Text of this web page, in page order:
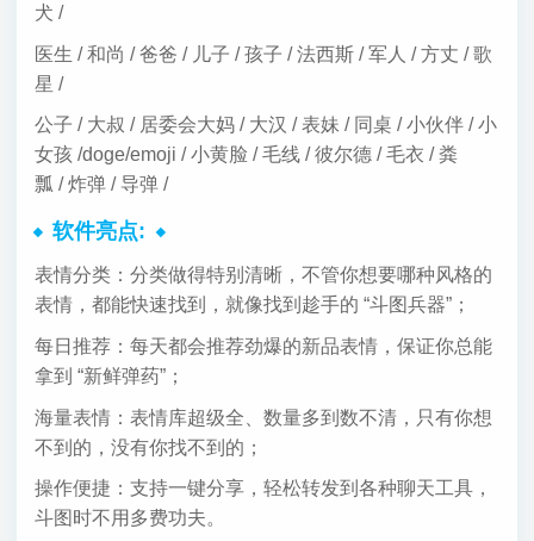
犬 /
医生 / 和尚 / 爸爸 / 儿子 / 孩子 / 法西斯 / 军人 / 方丈 / 歌
星 /
公子 / 大叔 / 居委会大妈 / 大汉 / 表妹 / 同桌 / 小伙伴 / 小
女孩 /doge/emoji / 小黄脸 / 毛线 / 彼尔德 / 毛衣 / 粪
瓢 / 炸弹 / 导弹 /
软件亮点:
表情分类：分类做得特别清晰，不管你想要哪种风格的
表情，都能快速找到，就像找到趁手的 “斗图兵器”；
每日推荐：每天都会推荐劲爆的新品表情，保证你总能
拿到 “新鲜弹药”；
海量表情：表情库超级全、数量多到数不清，只有你想
不到的，没有你找不到的；
操作便捷：支持一键分享，轻松转发到各种聊天工具，
斗图时不用多费功夫。